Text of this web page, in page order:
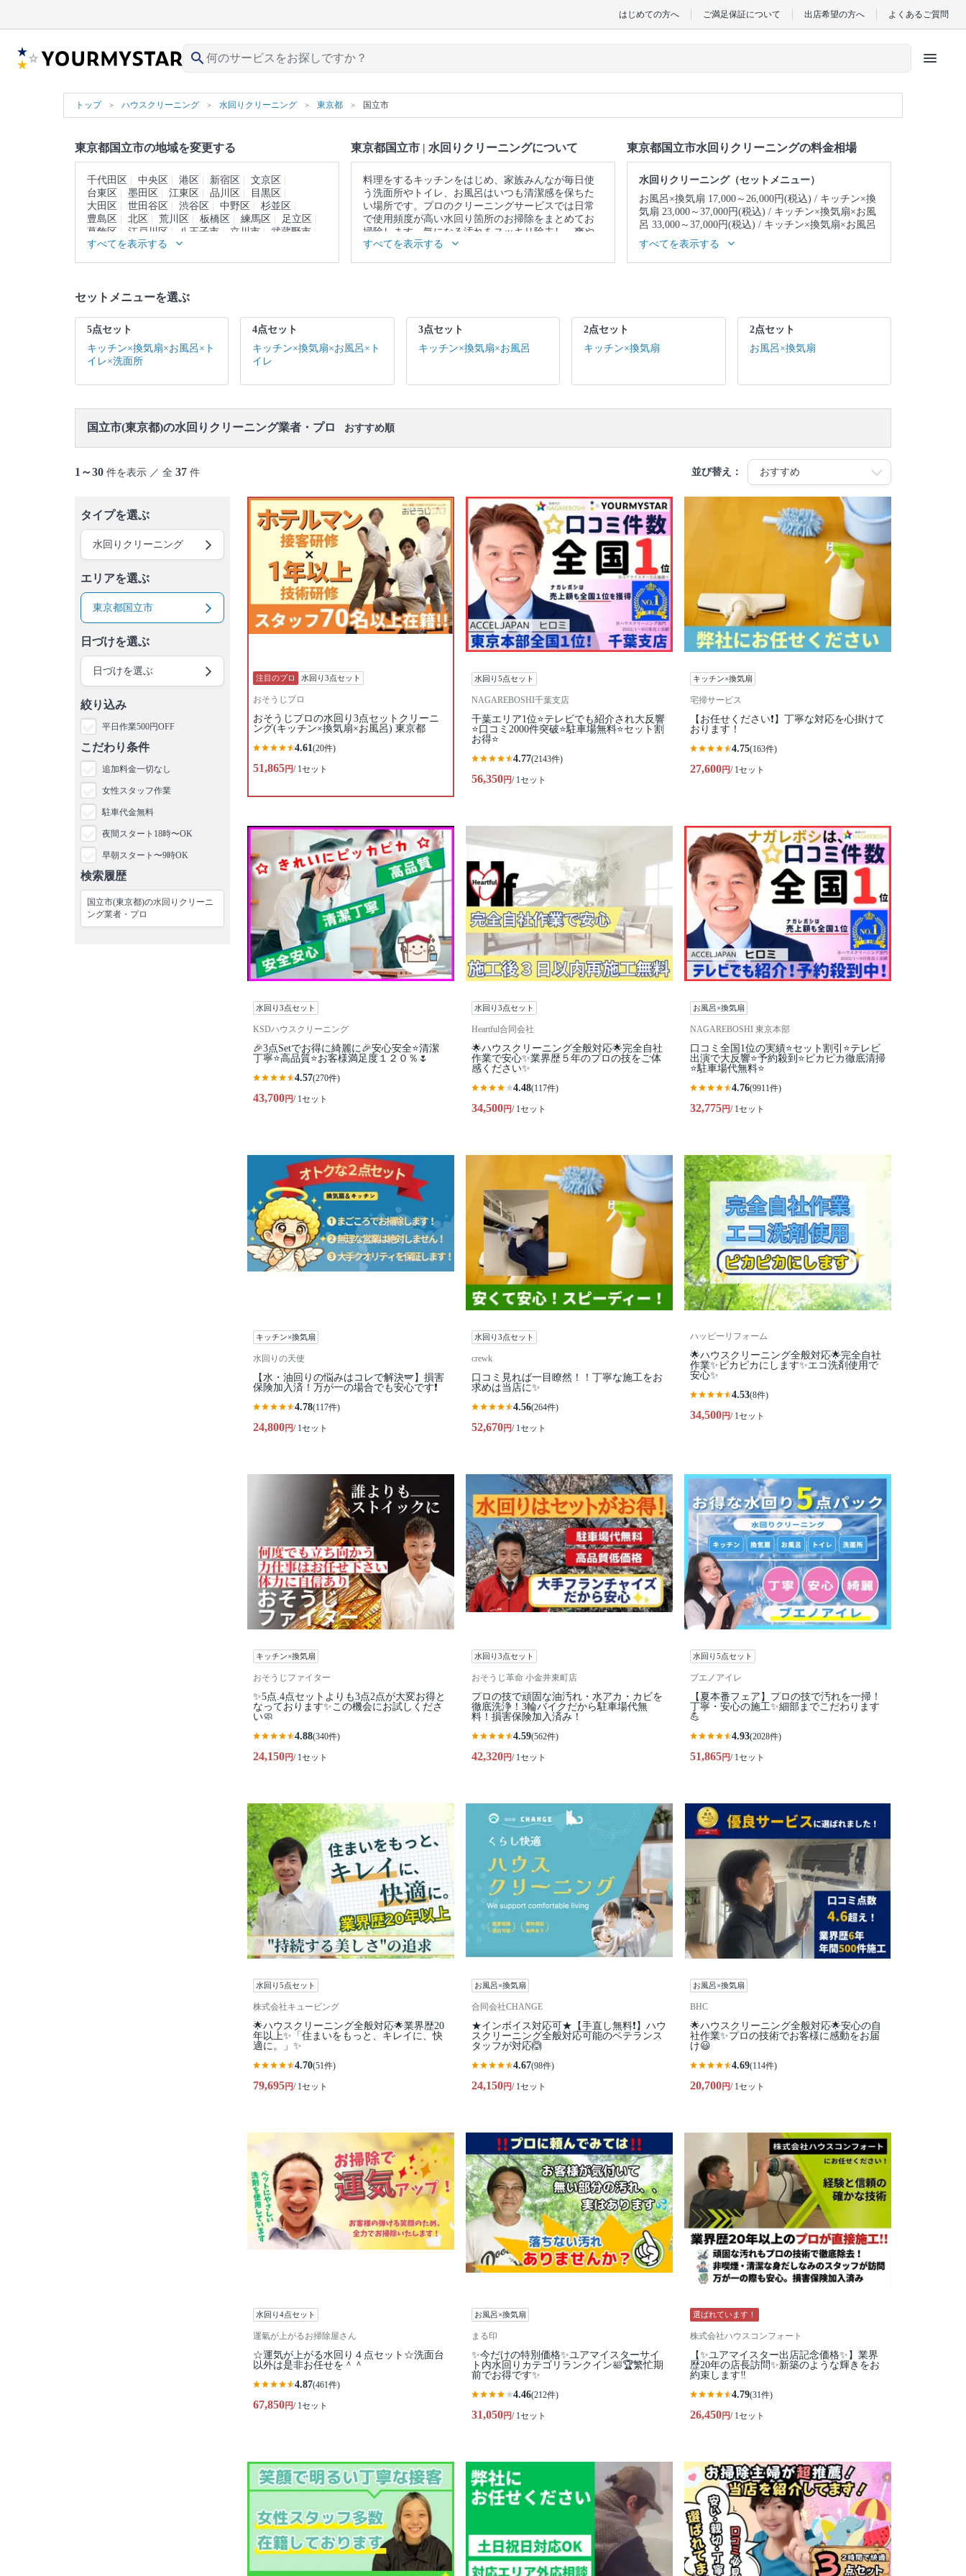
はじめての方へ ご満足保証について 出店希望の方へ よくあるご質問
search menu
トップ ハウスクリーニング 水回りクリーニング 東京都 国立市
東京都国立市の地域を変更する
千代田区 中央区 港区 新宿区
文京区
台東区
墨田区 江東区 品川区
目黒区
大田区
世田谷区 渋谷区 中野区
杉並区
豊島区
北区 荒川区 板橋区 練馬区
足立区
葛飾区
江戸川区 八王子市 立川市
武蔵野市
三鷹市
青梅市 府中市
羽村市
あきる野市 西東京市
御蔵島村
小笠原村
すべてを表示する
東京都国立市 | 水回りクリーニングについて
料理をするキッチンをはじめ、家族みんなが毎日使
う洗面所やトイレ、お風呂はいつも清潔感を保ちた
い場所です。プロのクリーニングサービスでは日常
で使用頻度が高い水回り箇所のお掃除をまとめてお
掃除します。気になる汚れをスッキリ除去し、爽や
かな空間を取り戻しませんか。
▼表示価格に含まれる水回りクリーニングの作業範
3点セット：キッチン / 換気扇 / お風呂 2点セット：
キッチン / 換気扇 ※それぞれの「共通の作業範囲」
になります。
すべてを表示する
東京都国立市水回りクリーニングの料金相場
水回りクリーニング（セットメニュー）
お風呂×換気扇 17,000～26,000円(税込)
キッチン×換
気扇 23,000～37,000円(税込)
キッチン×換気扇×お風
呂 33,000～37,000円(税込)
キッチン×換気扇×お風呂
×トイレ 39,000～43,000円(税込)
お風呂×トイレ×洗面所 43,000～47,000円(税込)
すべてを表示する
セットメニューを選ぶ
5点セット
キッチン×換気扇×お風呂×ト
イレ×洗面所
4点セット
キッチン×換気扇×お風呂×ト
イレ
3点セット
キッチン×換気扇×お風呂
2点セット
キッチン×換気扇
2点セット
お風呂×換気扇
国立市(東京都)の水回りクリーニング業者・プロ おすすめ順
1～30 件を表示 ／ 全 37 件 並び替え：
タイプを選ぶ
水回りクリーニング
エリアを選ぶ
東京都国立市
日づけを選ぶ
日づけを選ぶ
絞り込み
平日作業500円OFF
こだわり条件
追加料金一切なし
女性スタッフ作業
駐車代金無料
夜間スタート18時〜OK
早朝スタート〜9時OK
検索履歴
国立市(東京都)の水回りクリーニ
ング業者・プロ
注目のプロ 水回り3点セット
おそうじプロ
おそうじプロの水回り3点セットクリーニ
ング(キッチン×換気扇×お風呂) 東京都
4.61(20件)
51,865円/ 1セット
水回り5点セット
NAGAREBOSHI千葉支店
千葉エリア1位⭐テレビでも紹介され大反響
⭐️口コミ2000件突破⭐️駐車場無料⭐セット割
お得⭐
4.77(2143件)
56,350円/ 1セット
キッチン×換気扇
宅掃サービス
【お任せください❗️】丁寧な対応を心掛けて
おります！
4.75(163件)
27,600円/ 1セット
水回り3点セット
KSDハウスクリーニング
🎉3点Setでお得に綺麗に🎉安心安全⭐清潔
丁寧⭐高品質⭐お客様満足度１２０％🌷
4.57(270件)
43,700円/ 1セット
水回り3点セット
Heartful合同会社
🌟ハウスクリーニング全般対応🌟完全自社
作業で安心✨業界歴５年のプロの技をご体
感ください✨
4.48(117件)
34,500円/ 1セット
お風呂×換気扇
NAGAREBOSHI 東京本部
口コミ全国1位の実績⭐セット割引⭐テレビ
出演で大反響⭐予約殺到⭐ピカピカ徹底清掃
⭐駐車場代無料⭐
4.76(9911件)
32,775円/ 1セット
キッチン×換気扇
水回りの天使
【水・油回りの悩みはコレで解決🪽】損害
保険加入済！万が一の場合でも安心です❗️
4.78(117件)
24,800円/ 1セット
水回り3点セット
crewk
口コミ見れば一目瞭然！！丁寧な施工をお
求めは当店に✨
4.56(264件)
52,670円/ 1セット
ハッピーリフォーム
🌟ハウスクリーニング全般対応🌟完全自社
作業✨️ピカピカにします✨️エコ洗剤使用で
安心✨
4.53(8件)
34,500円/ 1セット
キッチン×換気扇
おそうじファイター
✨5点.4点セットよりも3点2点が大変お得と
なっております✨この機会にお試しくださ
い🧼
4.88(340件)
24,150円/ 1セット
水回り3点セット
おそうじ革命 小金井東町店
プロの技で頑固な油汚れ・水アカ・カビを
徹底洗浄！3輪バイクだから駐車場代無
料！損害保険加入済み！
4.59(562件)
42,320円/ 1セット
水回り5点セット
ブエノアイレ
【夏本番フェア】プロの技で汚れを一掃！
丁寧・安心の施工✨細部までこだわります
💪
4.93(2028件)
51,865円/ 1セット
水回り5点セット
株式会社キュービング
🌟ハウスクリーニング全般対応🌟業界歴20
年以上✨「住まいをもっと、キレイに、快
適に。」✨
4.70(51件)
79,695円/ 1セット
お風呂×換気扇
合同会社CHANGE
★インボイス対応可★【手直し無料❗️】ハウ
スクリーニング全般対応可能のベテランス
タッフが対応🙆
4.67(98件)
24,150円/ 1セット
お風呂×換気扇
BHC
🌟ハウスクリーニング全般対応🌟安心の自
社作業✨プロの技術でお客様に感動をお届
け😃
4.69(114件)
20,700円/ 1セット
水回り4点セット
運氣が上がるお掃除屋さん
☆運気が上がる水回り４点セット☆洗面台
以外は是非お任せを＾＾
4.87(461件)
67,850円/ 1セット
お風呂×換気扇
まる印
✨今だけの特別価格✨ユアマイスターサイ
ト内水回りカテゴリランクイン🛀🏆繁忙期
前でお得です✨
4.46(212件)
31,050円/ 1セット
選ばれています！
株式会社ハウスコンフォート
【✨ユアマイスター出店記念価格✨】業界
歴20年の店長訪問✨新築のような輝きをお
約束します‼️
4.79(31件)
26,450円/ 1セット